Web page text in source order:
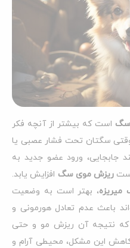
سگ است که بیشتر از آنچه فکر
وقتی سگتان تحت فشار عصبی یا
جابجایی، ورود عضو جدید به
ریزش موی سگ افزایش یابد.
، بهتر است به وضعیت
باعث عدم تعادل هورمونی و
نتیجه آن ریزش مو و حتی
این مشکل، محیطی آرام و